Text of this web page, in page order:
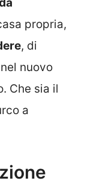
propria,
, di
nuovo
Che sia il
a